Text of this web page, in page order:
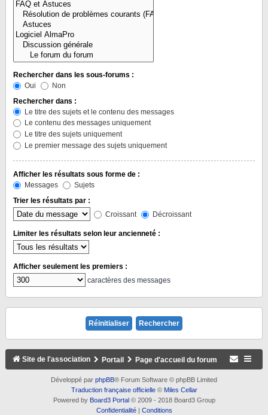
Rechercher dans les sous-forums :
Oui
Non
Rechercher dans :
Le titre des sujets et le contenu des messages
Le contenu des messages uniquement
Le titre des sujets uniquement
Le premier message des sujets uniquement
Afficher les résultats sous forme de :
Messages
Sujets
Trier les résultats par :
Croissant
Décroissant
Limiter les résultats selon leur ancienneté :
Afficher seulement les premiers :
caractères des messages
Site de l'association Portail Page d'accueil du forum
Développé par phpBB® Forum Software © phpBB Limited
Traduction française officielle© Miles Cellar
Powered by Board3 Portal© 2009 - 2018 Board3 Group
Confidentialité| Conditions